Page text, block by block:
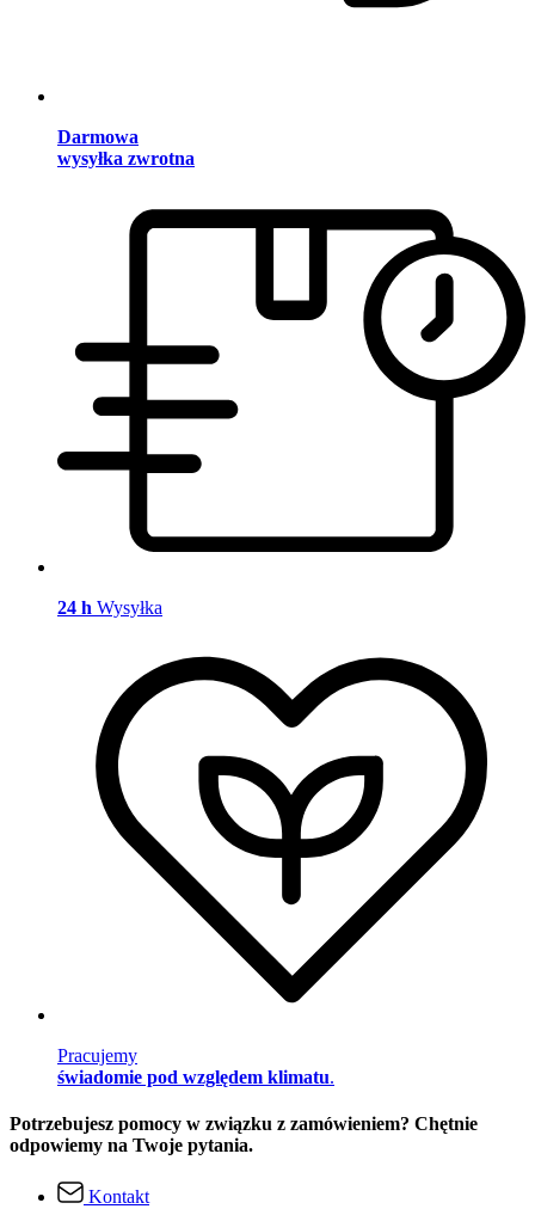
Darmowa
wysyłka zwrotna
24 h Wysyłka
Pracujemy
świadomie pod względem klimatu.
Potrzebujesz pomocy w związku z zamówieniem? Chętnie
odpowiemy na Twoje pytania.
Kontakt